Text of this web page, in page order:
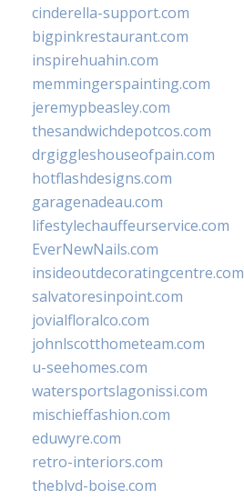
cinderella-support.com
bigpinkrestaurant.com
inspirehuahin.com
memmingerspainting.com
jeremypbeasley.com
thesandwichdepotcos.com
drgiggleshouseofpain.com
hotflashdesigns.com
garagenadeau.com
lifestylechauffeurservice.com
EverNewNails.com
insideoutdecoratingcentre.com
salvatoresinpoint.com
jovialfloralco.com
johnlscotthometeam.com
u-seehomes.com
watersportslagonissi.com
mischieffashion.com
eduwyre.com
retro-interiors.com
theblvd-boise.com